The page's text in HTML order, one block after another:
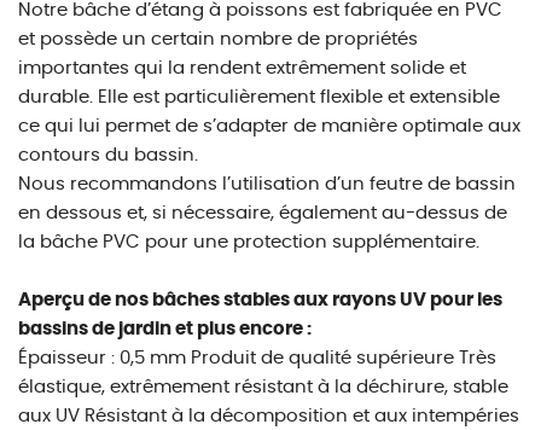
Notre bâche d’étang à poissons est fabriquée en PVC
et possède un certain nombre de propriétés
importantes qui la rendent extrêmement solide et
durable. Elle est particulièrement flexible et extensible
ce qui lui permet de s’adapter de manière optimale aux
contours du bassin.
Nous recommandons l’utilisation d’un feutre de bassin
en dessous et, si nécessaire, également au-dessus de
la bâche PVC pour une protection supplémentaire.
Aperçu de nos bâches stables aux rayons UV pour les
bassins de jardin et plus encore :
Épaisseur : 0,5 mm Produit de qualité supérieure Très
élastique, extrêmement résistant à la déchirure, stable
aux UV Résistant à la décomposition et aux intempéries